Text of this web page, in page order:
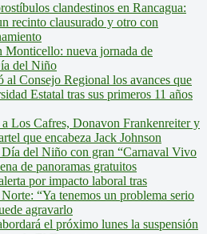
clandestinos en Rancagua:
recinto clausurado y otro con
Monticello: nueva jornada de
del Niño
al Consejo Regional los avances que
Estatal tras sus primeros 11 años
Los Cafres, Donavon Frankenreiter y
que encabeza Jack Johnson
Día del Niño con gran “Carnaval Vivo
de panoramas gratuitos
por impacto laboral tras
“Ya tenemos un problema serio
agravarlo
el próximo lunes la suspensión